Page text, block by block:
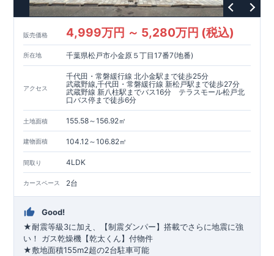
販売価格 4,999万円 ～ 5,280万円 (税込)
所在地 千葉県松戸市小金原５丁目17番7(地番)
アクセス
千代田・常磐緩行線 北小金駅まで徒歩25分
武蔵野線,千代田・常磐緩行線 新松戸駅まで徒歩27分
武蔵野線 新八柱駅までバス16分 テラスモール松戸北
口バス停まで徒歩6分
土地面積 155.58～156.92㎡
建物面積 104.12～106.82㎡
間取り 4LDK
カースペース 2台
Good!
★耐震等級3に加え、【制震ダンパー】搭載でさらに地震に強
い！ ガス乾燥機【乾太くん】付物件
★敷地面積155m2超の2台駐車可能